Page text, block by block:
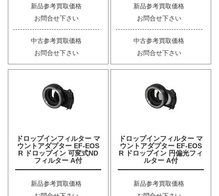
新品参考買取価格
お問合せ下さい
中古参考買取価格
お問合せ下さい
新品参考買取価格
お問合せ下さい
中古参考買取価格
お問合せ下さい
ドロップインフィルター マ
ウントアダプター EF-EOS
R ドロップイン 可変式ND
フィルター A付
新品参考買取価格
ドロップインフィルター マ
ウントアダプター EF-EOS
R ドロップイン 円偏光フィ
ルター A付
新品参考買取価格